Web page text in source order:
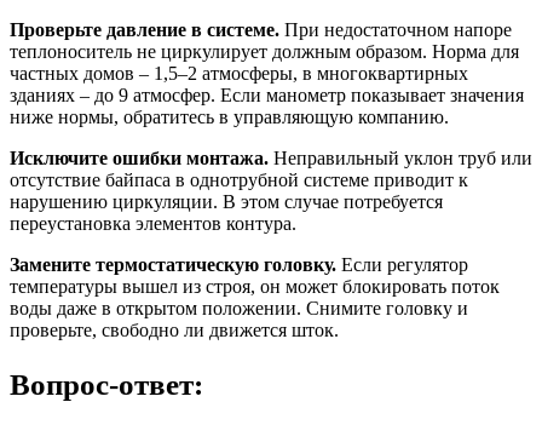
Проверьте давление в системе. При недостаточном напоре
теплоноситель не циркулирует должным образом. Норма для
частных домов – 1,5–2 атмосферы, в многоквартирных
зданиях – до 9 атмосфер. Если манометр показывает значения
ниже нормы, обратитесь в управляющую компанию.
Исключите ошибки монтажа. Неправильный уклон труб или
отсутствие байпаса в однотрубной системе приводит к
нарушению циркуляции. В этом случае потребуется
переустановка элементов контура.
Замените термостатическую головку. Если регулятор
температуры вышел из строя, он может блокировать поток
воды даже в открытом положении. Снимите головку и
проверьте, свободно ли движется шток.
Вопрос-ответ: